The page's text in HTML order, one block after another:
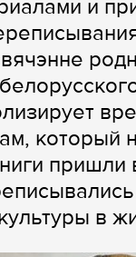
и
который
пришли
в